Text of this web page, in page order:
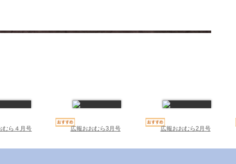
むら４月号 広報おおむら3月号 広報おおむら2月号